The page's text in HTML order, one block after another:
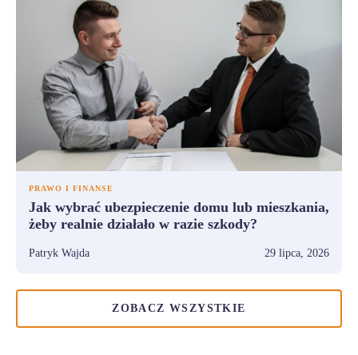
PRAWO I FINANSE
Jak wybrać ubezpieczenie domu lub mieszkania,
żeby realnie działało w razie szkody?
Patryk Wajda 29 lipca, 2026
ZOBACZ WSZYSTKIE